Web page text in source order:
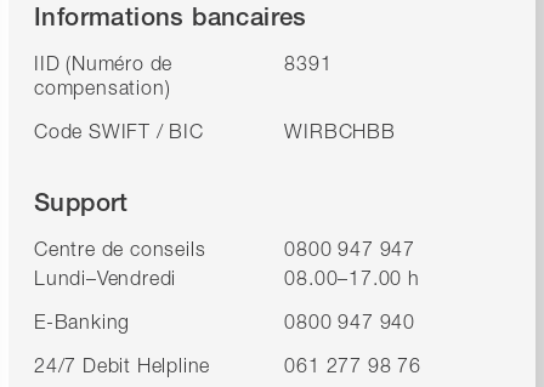
Informations bancaires
IID (Numéro de
compensation)
8391
Code SWIFT / BIC WIRBCHBB
Support
Centre de conseils
0800 947 947
Lundi–Vendredi
08.00–17.00 h
E-Banking
0800 947 940
24/7 Debit Helpline
061 277 98 76